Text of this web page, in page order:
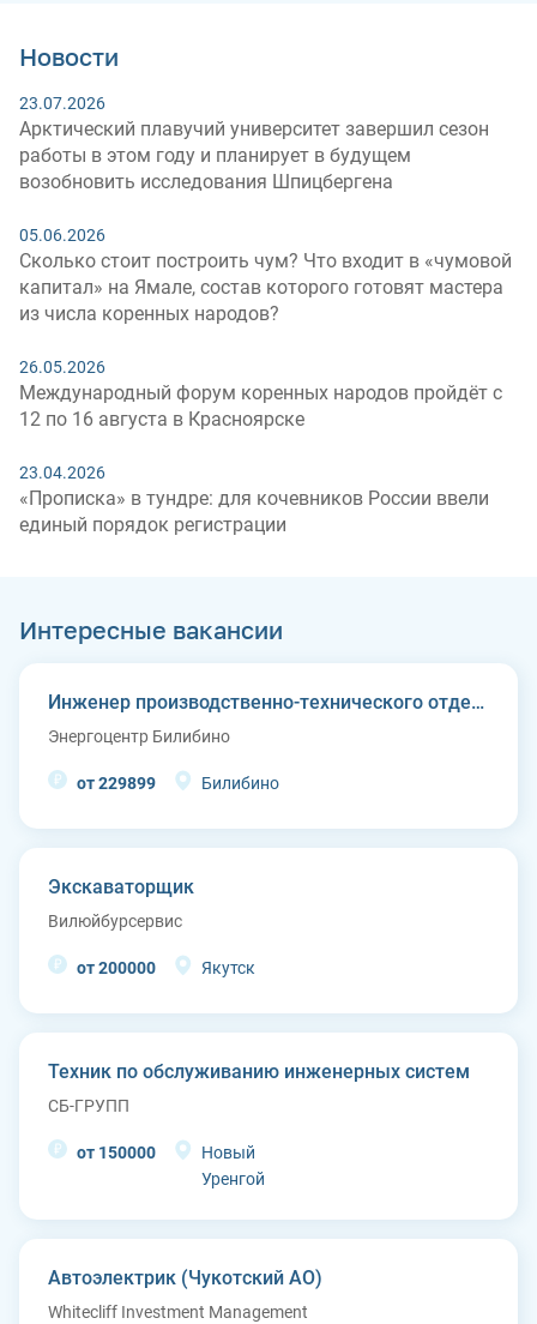
Новости
23.07.2026
Арктический плавучий университет завершил сезон
работы в этом году и планирует в будущем
возобновить исследования Шпицбергена
05.06.2026
Сколько стоит построить чум? Что входит в «чумовой
капитал» на Ямале, состав которого готовят мастера
из числа коренных народов?
26.05.2026
Международный форум коренных народов пройдёт с
12 по 16 августа в Красноярске
23.04.2026
«Прописка» в тундре: для кочевников России ввели
единый порядок регистрации
Интересные вакансии
Инженер производственно-технического отдела
Энергоцентр Билибино
от 229899 Билибино
Экскаваторщик
Вилюйбурсервис
от 200000 Якутск
Техник по обслуживанию инженерных систем
СБ-ГРУПП
от 150000
Новый
Уренгой
Автоэлектрик (Чукотский АО)
Whitecliff Investment Management